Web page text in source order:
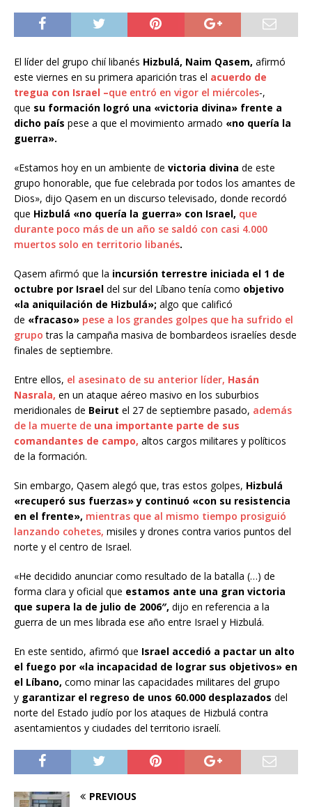
El líder del grupo chií libanés Hizbulá, Naim Qasem, afirmó
este viernes en su primera aparición tras el acuerdo de
tregua con Israel –que entró en vigor el miércoles-,
que su formación logró una «victoria divina» frente a
dicho país pese a que el movimiento armado «no quería la
guerra».
«Estamos hoy en un ambiente de victoria divina de este
grupo honorable, que fue celebrada por todos los amantes de
Dios», dijo Qasem en un discurso televisado, donde recordó
que Hizbulá «no quería la guerra» con Israel, que
durante poco más de un año se saldó con casi 4.000
muertos solo en territorio libanés.
Qasem afirmó que la incursión terrestre iniciada el 1 de
octubre por Israel del sur del Líbano tenía como objetivo
«la aniquilación de Hizbulá»; algo que calificó
de «fracaso» pese a los grandes golpes que ha sufrido el
grupo tras la campaña masiva de bombardeos israelíes desde
finales de septiembre.
Entre ellos, el asesinato de su anterior líder, Hasán
Nasrala, en un ataque aéreo masivo en los suburbios
meridionales de Beirut el 27 de septiembre pasado, además
de la muerte de una importante parte de sus
comandantes de campo, altos cargos militares y políticos
de la formación.
Sin embargo, Qasem alegó que, tras estos golpes, Hizbulá
«recuperó sus fuerzas» y continuó «con su resistencia
en el frente», mientras que al mismo tiempo prosiguió
lanzando cohetes, misiles y drones contra varios puntos del
norte y el centro de Israel.
«He decidido anunciar como resultado de la batalla (…) de
forma clara y oficial que estamos ante una gran victoria
que supera la de julio de 2006″, dijo en referencia a la
guerra de un mes librada ese año entre Israel y Hizbulá.
En este sentido, afirmó que Israel accedió a pactar un alto
el fuego por «la incapacidad de lograr sus objetivos» en
el Líbano, como minar las capacidades militares del grupo
y garantizar el regreso de unos 60.000 desplazados del
norte del Estado judío por los ataques de Hizbulá contra
asentamientos y ciudades del territorio israelí.
PREVIOUS